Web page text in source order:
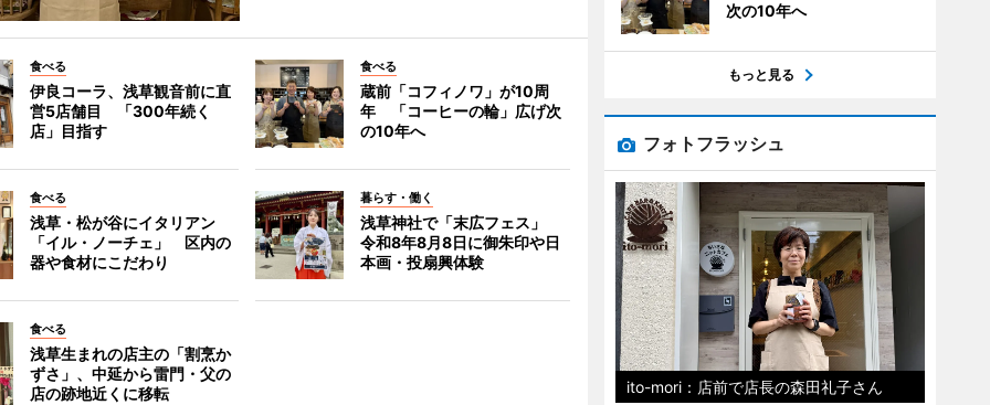
食べる
伊良コーラ、浅草観音前に直
営5店舗目 「300年続く
店」目指す
食べる
蔵前「コフィノワ」が10周
年 「コーヒーの輪」広げ次
の10年へ
食べる
浅草・松が谷にイタリアン
「イル・ノーチェ」 区内の
器や食材にこだわり
暮らす・働く
浅草神社で「末広フェス」
令和8年8月8日に御朱印や日
本画・投扇興体験
食べる
浅草生まれの店主の「割烹か
ずさ」、中延から雷門・父の
店の跡地近くに移転
次の10年へ
もっと見る
フォトフラッシュ
ito-mori：店前で店長の森田礼子さん